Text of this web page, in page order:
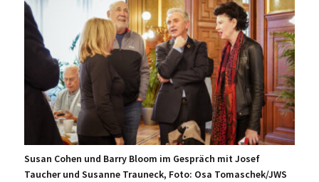
Susan Cohen und Barry Bloom im Gespräch mit Josef
Taucher und Susanne Trauneck, Foto: Osa Tomaschek/JWS